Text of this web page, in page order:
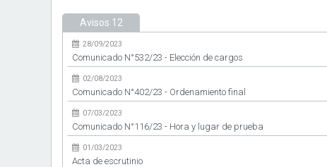
Avisos 12
28/09/2023
Comunicado N°532/23 - Elección de cargos
02/08/2023
Comunicado N°402/23 - Ordenamiento final
07/03/2023
Comunicado N°116/23 - Hora y lugar de prueba
01/03/2023
Acta de escrutinio